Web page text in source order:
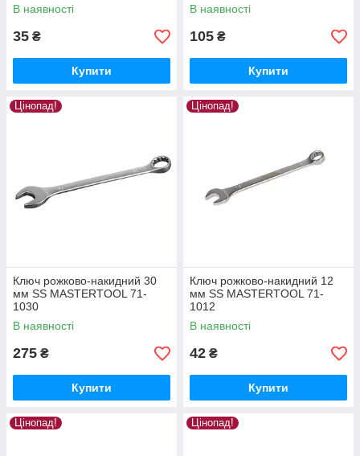
В наявності
35 ₴
Купити
В наявності
105 ₴
Купити
Цінопад!
Ключ рожково-накидний 30
мм SS MASTERTOOL 71-
1030
В наявності
275 ₴
Купити
Цінопад!
Ключ рожково-накидний 12
мм SS MASTERTOOL 71-
1012
В наявності
42 ₴
Купити
Цінопад! Цінопад!